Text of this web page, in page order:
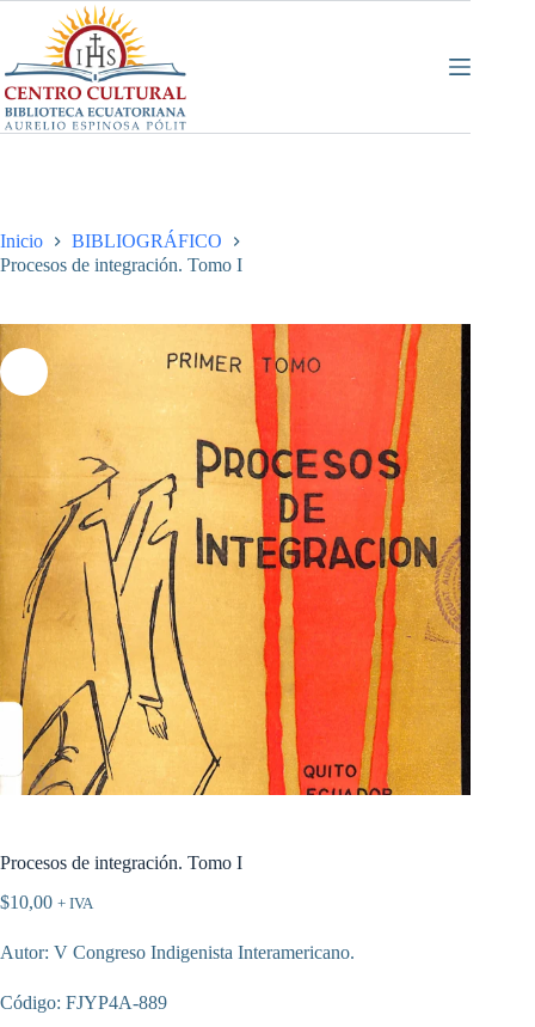
contenido
Inicio
BIBLIOGRÁFICO
Procesos de integración. Tomo I
Procesos de integración. Tomo I
$10,00 + IVA
Autor: V Congreso Indigenista Interamericano.
Código: FJYP4A-889